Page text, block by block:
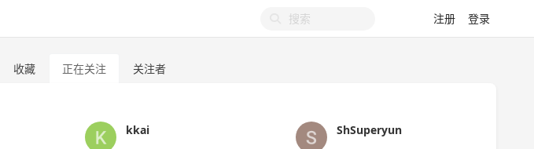
注册 登录
收藏 正在关注 关注者
kkai ShSuperyun